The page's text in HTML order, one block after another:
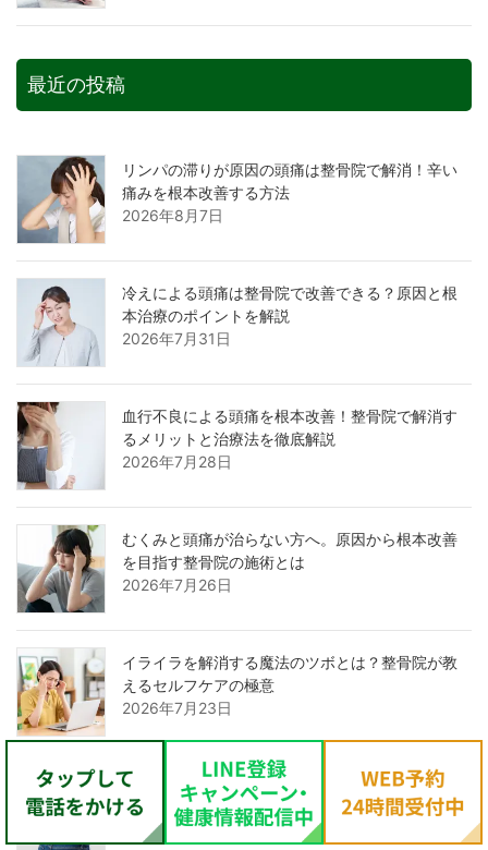
最近の投稿
リンパの滞りが原因の頭痛は整骨院で解消！辛い
痛みを根本改善する方法
2026年8月7日
冷えによる頭痛は整骨院で改善できる？原因と根
本治療のポイントを解説
2026年7月31日
血行不良による頭痛を根本改善！整骨院で解消す
るメリットと治療法を徹底解説
2026年7月28日
むくみと頭痛が治らない方へ。原因から根本改善
を目指す整骨院の施術とは
2026年7月26日
イライラを解消する魔法のツボとは？整骨院が教
えるセルフケアの極意
2026年7月23日
反り腰とむくみの根本原因は？整骨院で改善する
仕組みとセルフケア術
2026年7月20日